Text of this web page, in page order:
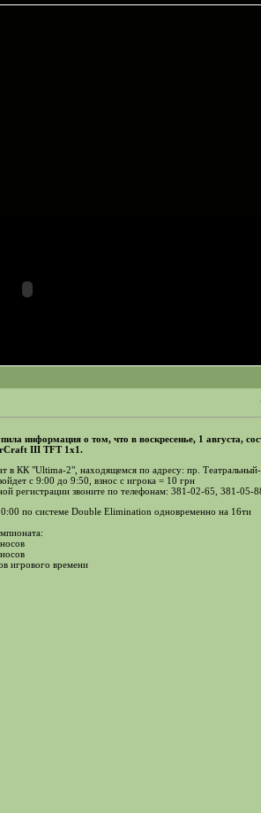
информация о том, что в воскресенье, 1 августа,
III TFT 1x1.
в КК "Ultima-2", находящемся по адресу: пр. Театральный-
с 9:00 до 9:50, взнос с игрока = 10 грн
регистрации звоните по телефонам: 381-02-65, 381-05-
по системе Double Elimination одновременно на 16ти
игрового времени